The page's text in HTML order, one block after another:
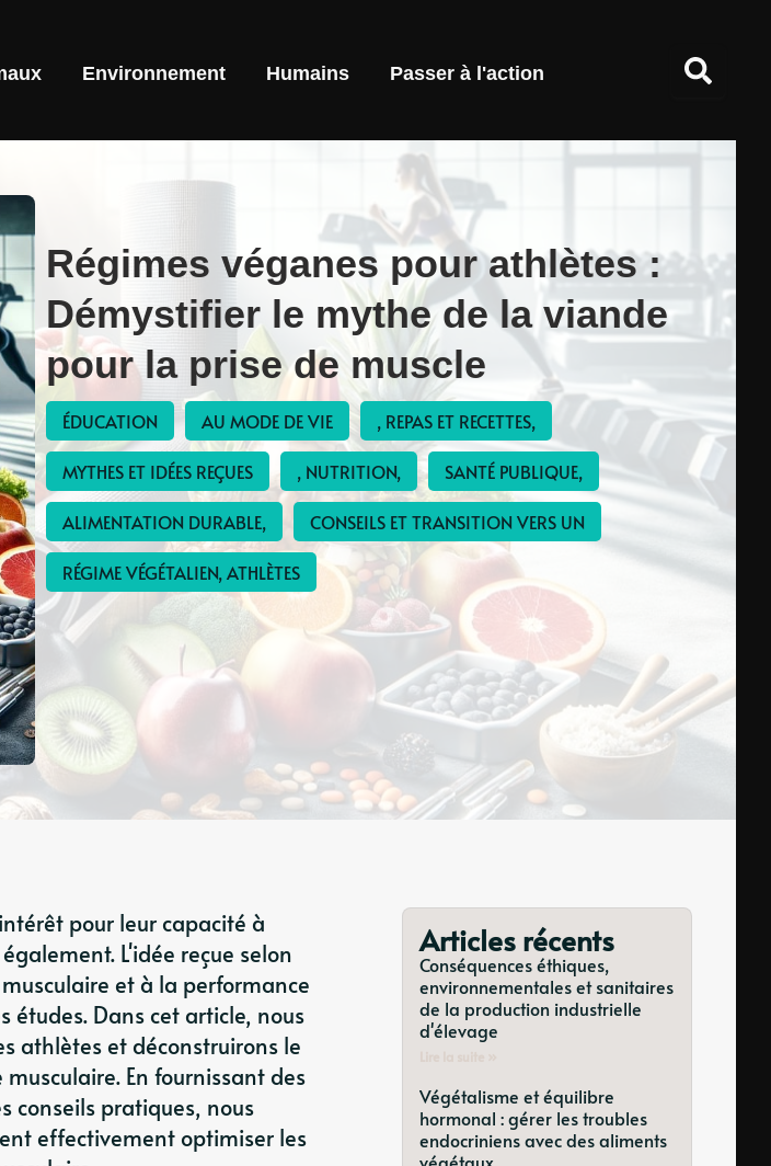
Environnement Humains Passer à l'action
Régimes véganes pour athlètes :
Démystifier le mythe de la viande
pour la prise de muscle
ÉDUCATION AU MODE DE VIE , REPAS ET RECETTES,
MYTHES ET IDÉES REÇUES , NUTRITION, SANTÉ PUBLIQUE,
ALIMENTATION DURABLE, CONSEILS ET TRANSITION VERS UN
RÉGIME VÉGÉTALIEN, ATHLÈTES
pour leur capacité à
L'idée reçue selon
et à la performance
études. Dans cet article, nous
athlètes et déconstruirons le
En fournissant des
conseils pratiques, nous
effectivement optimiser les
Articles récents
Conséquences éthiques,
environnementales et sanitaires
de la production industrielle
d'élevage
Végétalisme et équilibre
hormonal : gérer les troubles
endocriniens avec des aliments